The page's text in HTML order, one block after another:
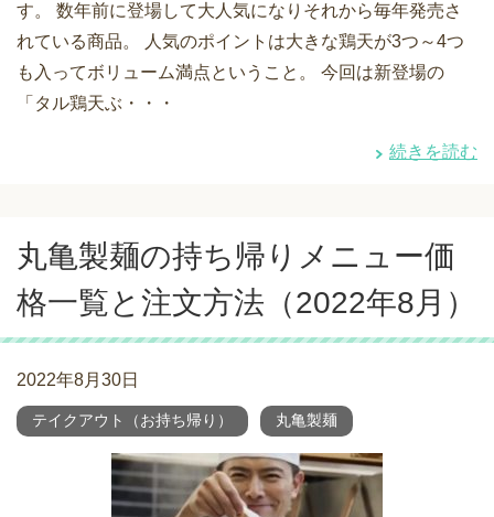
す。 数年前に登場して大人気になりそれから毎年発売さ
れている商品。 人気のポイントは大きな鶏天が3つ～4つ
も入ってボリューム満点ということ。 今回は新登場の
「タル鶏天ぶ・・・
続きを読む
丸亀製麺の持ち帰りメニュー価
格一覧と注文方法（2022年8月）
2022年8月30日
テイクアウト（お持ち帰り） 丸亀製麺